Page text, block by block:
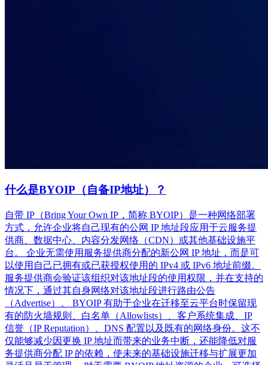
什么是BYOIP（自备IP地址）？
自带 IP（Bring Your Own IP，简称 BYOIP）是一种网络部署
方式，允许企业将自己现有的公网 IP 地址段应用于云服务提
供商、数据中心、内容分发网络（CDN）或其他基础设施平
台。 企业无需使用服务提供商分配的新公网 IP 地址，而是可
以使用自己已拥有或已获授权使用的 IPv4 或 IPv6 地址前缀。
服务提供商会验证该组织对该地址段的使用权限，并在支持的
情况下，通过其自身网络对该地址段进行路由公告
（Advertise）。 BYOIP 有助于企业在迁移至云平台时保留现
有的防火墙规则、白名单（Allowlists）、客户系统集成、IP
信誉（IP Reputation）、DNS 配置以及既有的网络身份。这不
仅能够减少因更换 IP 地址而带来的业务中断，还能降低对服
务提供商分配 IP 的依赖，使未来的基础设施迁移与扩展更加